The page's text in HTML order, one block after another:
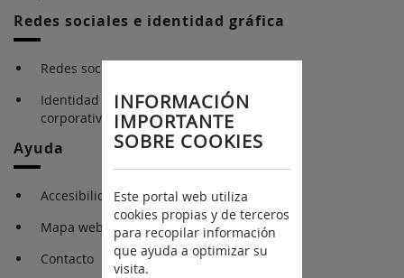
Redes sociales e identidad gráfica
Redes sociales
Identidad gráfica
corporativa
Ayuda
Accesibilidad
Mapa web
Contacto
INFORMACIÓN
IMPORTANTE
SOBRE COOKIES
Este portal web utiliza
cookies propias y de terceros
para recopilar información
que ayuda a optimizar su
visita.